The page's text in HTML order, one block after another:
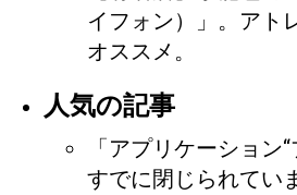
イフォン）」。アト
オススメ。
人気の記事
「アプリケーション
すでに閉じられてい